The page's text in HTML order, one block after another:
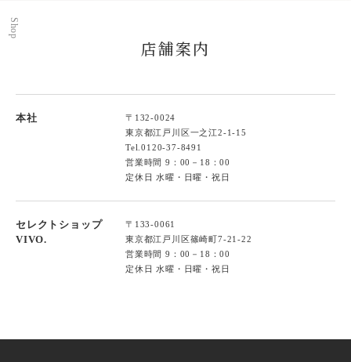
Shop
店舗案内
本社
〒132-0024
東京都江戸川区一之江2-1-15
Tel.0120-37-8491
営業時間 9：00－18：00
定休日 水曜・日曜・祝日
セレクトショップ
VIVO.
〒133-0061
東京都江戸川区篠崎町7-21-22
営業時間 9：00－18：00
定休日 水曜・日曜・祝日